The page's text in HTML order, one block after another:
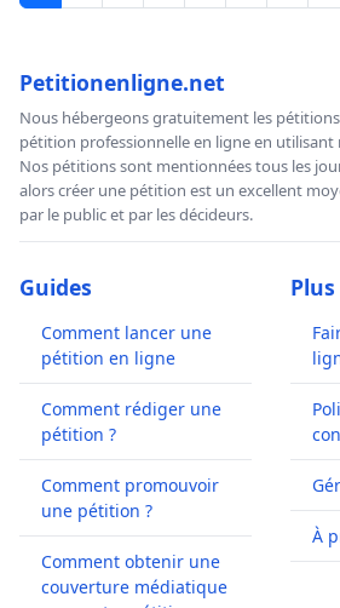
Petitionenligne.net
Nous hébergeons gratuitement les
pétition professionnelle en ligne en utilisant
Nos pétitions sont mentionnées tous les
alors créer une pétition est un excellent
par le public et par les décideurs.
Guides
Comment lancer une
pétition en ligne
Comment rédiger une
pétition ?
Comment promouvoir
une pétition ?
Comment obtenir une
couverture médiatique
Plus
À